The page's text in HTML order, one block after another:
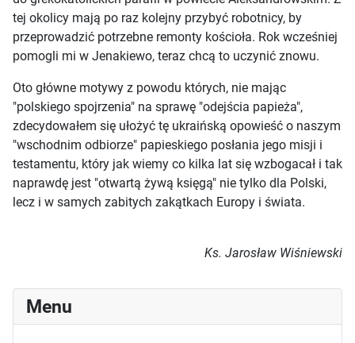
Menu
tej okolicy mają po raz kolejny przybyć robotnicy, by
przeprowadzić potrzebne remonty kościoła. Rok wcześniej
pomogli mi w Jenakiewo, teraz chcą to uczynić znowu.
Oto główne motywy z powodu których, nie mając
"polskiego spojrzenia" na sprawę "odejścia papieża",
zdecydowałem się ułożyć tę ukraińską opowieść o naszym
"wschodnim odbiorze" papieskiego posłania jego misji i
testamentu, który jak wiemy co kilka lat się wzbogacał i tak
naprawdę jest "otwartą żywą księgą" nie tylko dla Polski,
lecz i w samych zabitych zakątkach Europy i świata.
Ks. Jarosław Wiśniewski